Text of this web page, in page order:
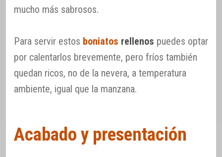
mucho más sabrosos.
Para servir estos boniatos rellenos puedes optar
por calentarlos brevemente, pero fríos también
quedan ricos, no de la nevera, a temperatura
ambiente, igual que la manzana.
Acabado y presentación